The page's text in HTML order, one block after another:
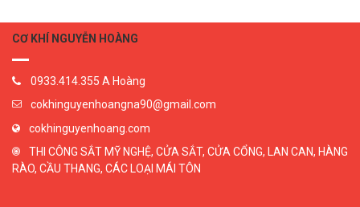
CƠ KHÍ NGUYỄN HOÀNG
0933.414.355 A Hoàng
cokhinguyenhoangna90@gmail.com
cokhinguyenhoang.com
THI CÔNG SẮT MỸ NGHỆ, CỬA SẮT, CỬA CỔNG, LAN CAN, HÀNG
RÀO, CẦU THANG, CÁC LOẠI MÁI TÔN